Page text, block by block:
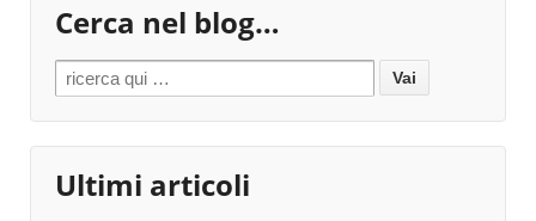
Cerca nel blog…
Search for:
Ultimi articoli